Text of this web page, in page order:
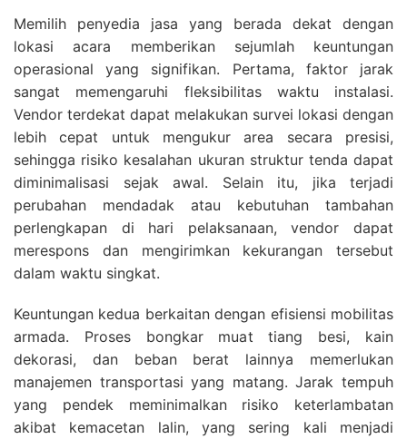
Memilih penyedia jasa yang berada dekat dengan
lokasi acara memberikan sejumlah keuntungan
operasional yang signifikan. Pertama, faktor jarak
sangat memengaruhi fleksibilitas waktu instalasi.
Vendor terdekat dapat melakukan survei lokasi dengan
lebih cepat untuk mengukur area secara presisi,
sehingga risiko kesalahan ukuran struktur tenda dapat
diminimalisasi sejak awal. Selain itu, jika terjadi
perubahan mendadak atau kebutuhan tambahan
perlengkapan di hari pelaksanaan, vendor dapat
merespons dan mengirimkan kekurangan tersebut
dalam waktu singkat.
Keuntungan kedua berkaitan dengan efisiensi mobilitas
armada. Proses bongkar muat tiang besi, kain
dekorasi, dan beban berat lainnya memerlukan
manajemen transportasi yang matang. Jarak tempuh
yang pendek meminimalkan risiko keterlambatan
akibat kemacetan lalin, yang sering kali menjadi